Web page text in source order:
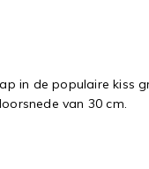
in de populaire kiss
van 30 cm.